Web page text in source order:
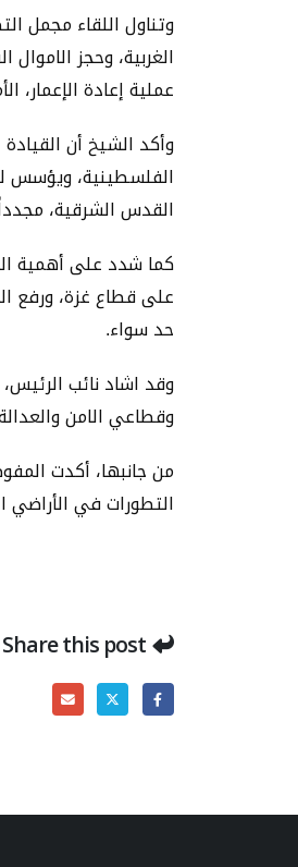
وتناول اللقاء مجمل
الغربية، وحجز
عملية إعادة الإعمار،
وأكد الشيخ أن
الفلسطينية، ويؤسس
القدس الشرقية، مجدداً
كما شدد على أهمية
على قطاع غزة، ورفع
حد سواء.
وقد اشاد نائب
وقطاعي الامن
من جانبها، أكدت
التطورات في الأراضي
Share this post